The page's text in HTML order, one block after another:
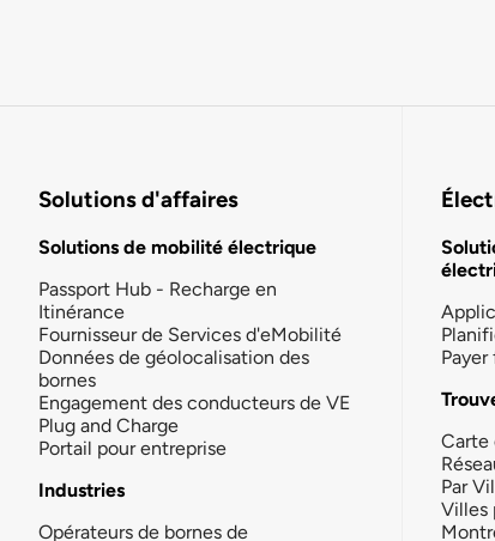
Solutions d'affaires
Solutions de mobilité électrique
Passport Hub - Recharge en
Itinérance
Fournisseur de Services d'eMobilité
Données de géolocalisation des
bornes
Engagement des conducteurs de VE
Plug and Charge
Portail pour entreprise
Industries
Opérateurs de bornes de
Payer
Carte
Par
Villes